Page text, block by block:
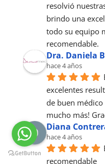
resolvió
brindo una
todo su equipo
recomendable.
Dra. Daniela
hace 4 años
excelentes
de buen
mucho más!
Diana
hace 4 años
recomendable